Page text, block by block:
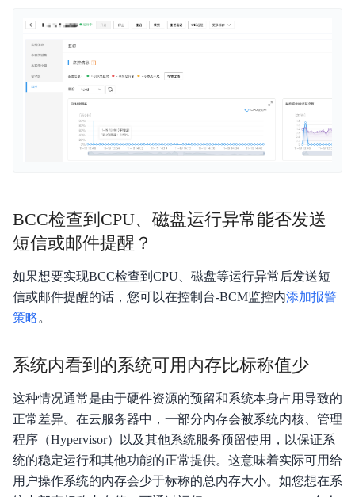
BCC检查到CPU、磁盘运行异常能否发送
短信或邮件提醒？
如果想要实现BCC检查到CPU、磁盘等运行异常后发送短
信或邮件提醒的话，您可以在控制台-BCM监控内添加报警
策略。
系统内看到的系统可用内存比标称值少
这种情况通常是由于硬件资源的预留和系统本身占用导致的
正常差异。在云服务器中，一部分内存会被系统内核、管理
程序（Hypervisor）以及其他系统服务预留使用，以保证系
统的稳定运行和其他功能的正常提供。这意味着实际可用给
用户操作系统的内存会少于标称的总内存大小。如您想在系